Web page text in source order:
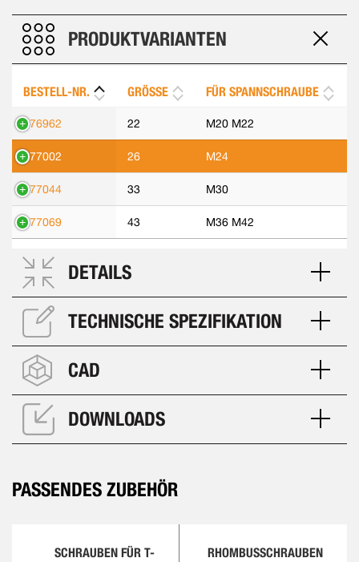
PRODUKTVARIANTEN
BESTELL-NR. GRÖSSE FÜR SPANNSCHRAUBE
376962 22 M20 M22
377002 26 M24
377044 33 M30
377069 43 M36 M42
DETAILS
TECHNISCHE SPEZIFIKATION
CAD
DOWNLOADS
PASSENDES ZUBEHÖR
SCHRAUBEN FÜR T-
RHOMBUSSCHRAUBEN